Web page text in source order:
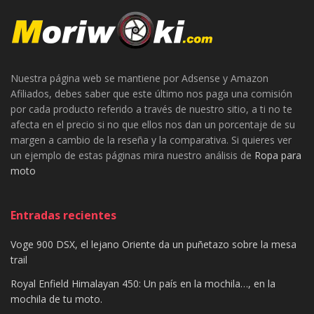
Nuestra página web se mantiene por Adsense y Amazon
Afiliados, debes saber que este último nos paga una comisión
por cada producto referido a través de nuestro sitio, a ti no te
afecta en el precio si no que ellos nos dan un porcentaje de su
margen a cambio de la reseña y la comparativa. Si quieres ver
un ejemplo de estas páginas mira nuestro análisis de Ropa para
moto
Entradas recientes
Voge 900 DSX, el lejano Oriente da un puñetazo sobre la mesa
trail
Royal Enfield Himalayan 450: Un país en la mochila…, en la
mochila de tu moto.